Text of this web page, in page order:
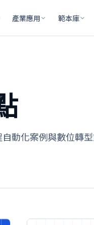
產業應用 範本庫
動化案例與數位轉